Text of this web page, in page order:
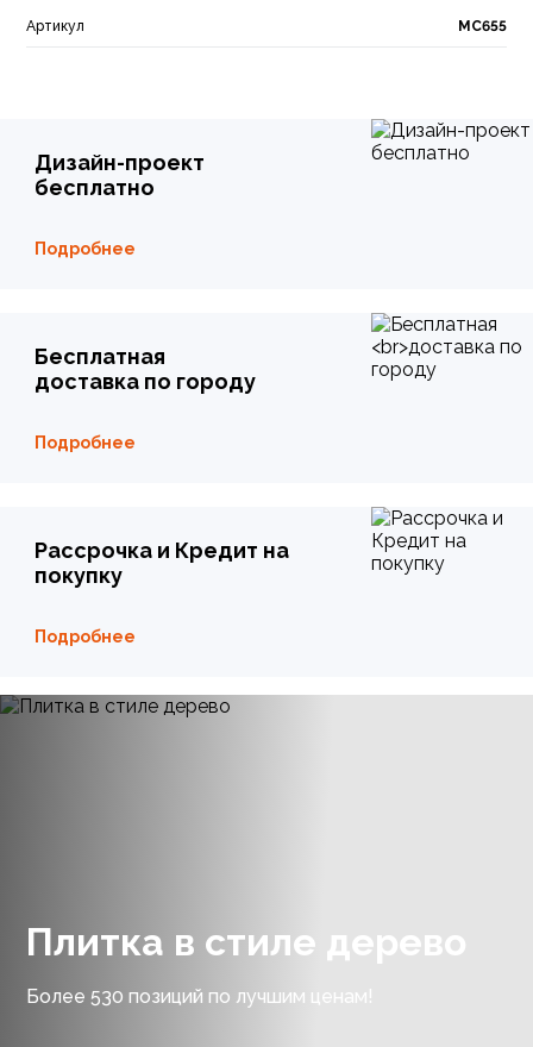
Артикул МС655
Дизайн-проект
бесплатно
Подробнее
Бесплатная
доставка по городу
Подробнее
Рассрочка и Кредит на
покупку
Подробнее
Плитка в стиле дерево
Более 530 позиций по лучшим ценам!